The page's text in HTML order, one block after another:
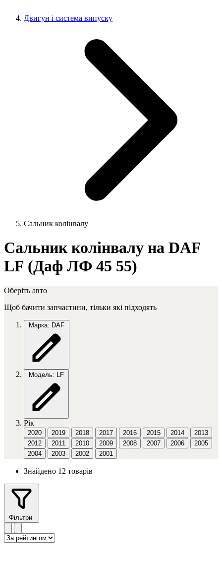
Двигун і система випуску
Сальник колінвалу
Сальник колінвалу на DAF
LF (Даф ЛФ 45 55)
Оберіть авто
Щоб бачити запчастини, тільки які підходять
Марка: DAF
Модель: LF
Рік
2020 2019 2018 2017 2016 2015 2014
2013
2012
2011 2010 2009 2008 2007 2006
2005
2004
2003 2002 2001
Знайдено 12 товарів
Фільтри